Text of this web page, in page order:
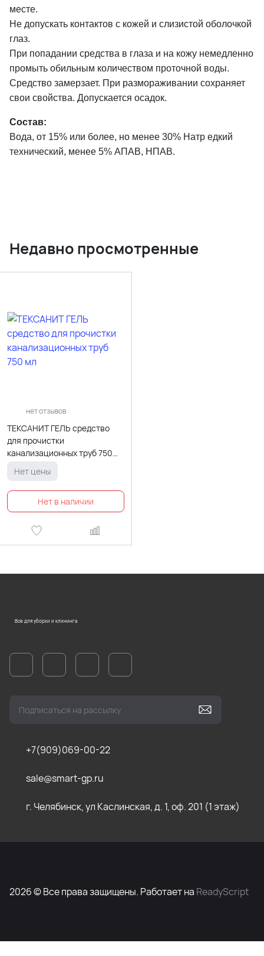
месте.
Не допускать контактов с кожей и слизистой оболочкой
глаз.
При попадании средства в глаза и на кожу немедленно
промыть обильным количеством проточной воды.
Средство замерзает. При размораживании сохраняет
свои свойства. Допускается осадок.
Состав:
Вода, от 15% или более, но менее 30% Натр едкий
технический, менее 5% АПАВ, НПАВ.
Недавно просмотренные
нет отзывов
ТЕКСАНИТ ГЕЛЬ средство
для прочистки
канализационных труб 750
Нет цены
Все для уборки и клининга
+7(909)069-00-22
sale@smart-gp.ru
г. Челябинск, ул Каслинская, д. 1, оф. 201 (1 этаж)
2026 © Все права защищены. Работает на ReadyScript